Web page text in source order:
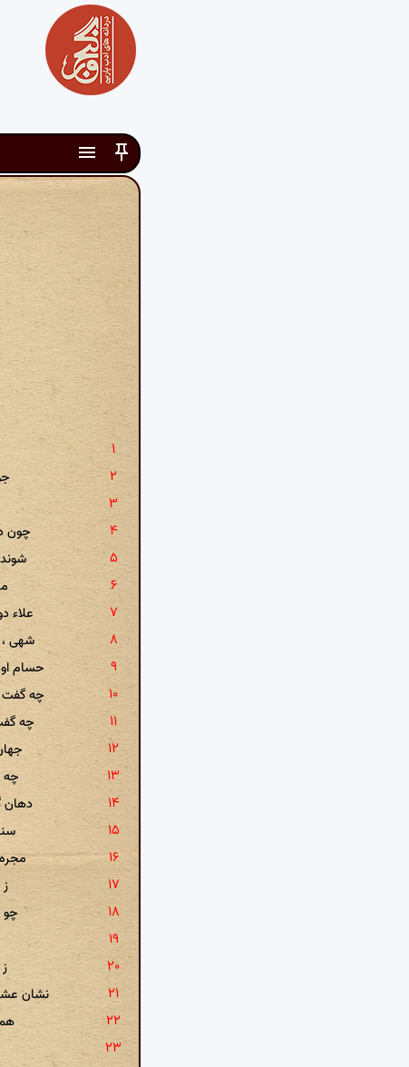
چون
علاء
شهی
حسام
چه گفت
چه
چه
دهان
نشان